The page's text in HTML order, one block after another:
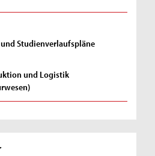
Studienverlaufspläne
und Logistik